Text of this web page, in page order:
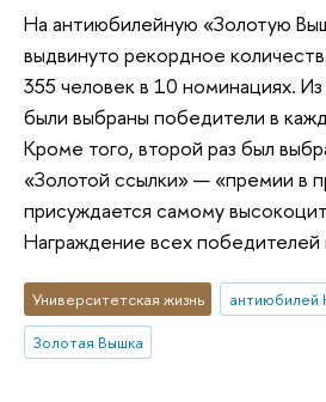
На антиюбилейную «Золотую
выдвинуто рекордное
355 человек в 10 номинациях. Из
были выбраны победители в
Кроме того, второй раз был
«Золотой ссылки» — «премии в
присуждается самому
Награждение всех
Университетская жизнь
Золотая Вышка